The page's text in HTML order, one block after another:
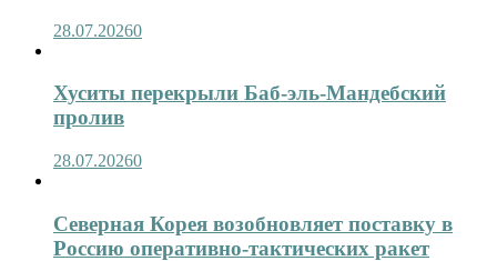
28.07.20260
Хуситы перекрыли Баб-эль-Мандебский
пролив
28.07.20260
Северная Корея возобновляет поставку в
Россию оперативно-тактических ракет